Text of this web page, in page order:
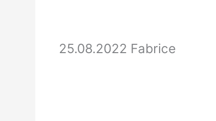
25.08.2022 Fabrice